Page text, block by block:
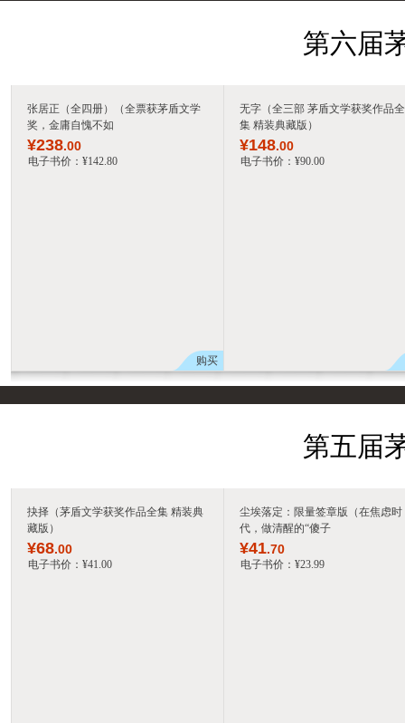
第六届
张居正（全四册）（全票获茅盾文学
奖，金庸自愧不如
¥238.00
电子书价： ¥142.80
购买
无字（全三部 茅盾文学获奖作品全
集 精装典藏版）
¥148.00
电子书价： ¥90.00
第五届
抉择（茅盾文学获奖作品全集 精装典
藏版）
¥68.00
电子书价： ¥41.00
尘埃落定：限量签章版（在焦虑时
代，做清醒的“傻子
¥41.70
电子书价： ¥23.99